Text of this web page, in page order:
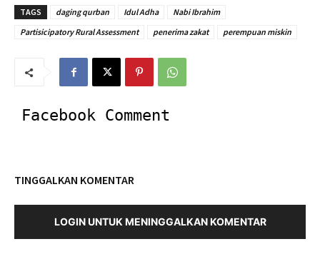
TAGS daging qurban Idul Adha
Nabi Ibrahim
Partisicipatory Rural Assessment
penerima zakat perempuan miskin
Facebook Comment
TINGGALKAN KOMENTAR
LOGIN UNTUK MENINGGALKAN KOMENTAR